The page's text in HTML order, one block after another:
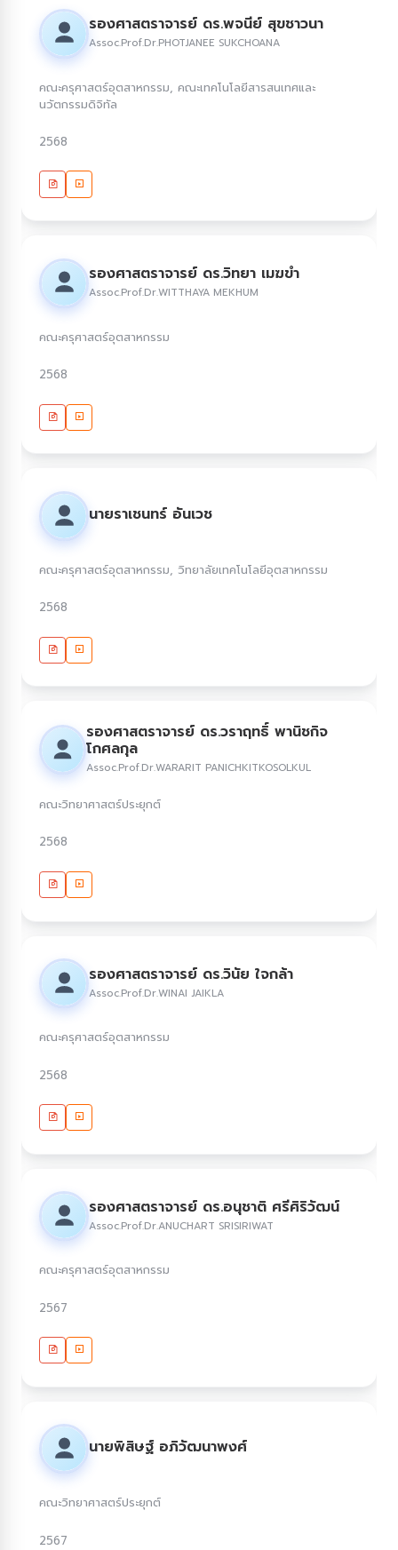
รองศาสตราจารย์ ดร.พจนีย์ สุขชาวนา
Assoc.Prof.Dr.PHOTJANEE SUKCHOANA
คณะครุศาสตร์อุตสาหกรรม, คณะเทคโนโลยีสารสนเทศและ
นวัตกรรมดิจิทัล
2568
รองศาสตราจารย์ ดร.วิทยา เมฆขำ
Assoc.Prof.Dr.WITTHAYA MEKHUM
คณะครุศาสตร์อุตสาหกรรม
2568
นายราเชนทร์ อันเวช
คณะครุศาสตร์อุตสาหกรรม, วิทยาลัยเทคโนโลยีอุตสาหกรรม
2568
รองศาสตราจารย์ ดร.วราฤทธิ์ พานิชกิจ
โกศลกุล
Assoc.Prof.Dr.WARARIT PANICHKITKOSOLKUL
คณะวิทยาศาสตร์ประยุกต์
2568
รองศาสตราจารย์ ดร.วินัย ใจกล้า
Assoc.Prof.Dr.WINAI JAIKLA
คณะครุศาสตร์อุตสาหกรรม
2568
รองศาสตราจารย์ ดร.อนุชาติ ศรีศิริวัฒน์
Assoc.Prof.Dr.ANUCHART SRISIRIWAT
คณะครุศาสตร์อุตสาหกรรม
2567
นายพิสิษฐ์ อภิวัฒนาพงศ์
คณะวิทยาศาสตร์ประยุกต์
2567